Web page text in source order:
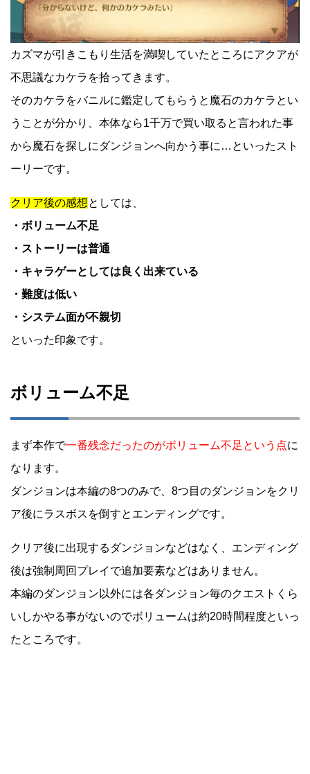
カズマが引きこもり生活を満喫していたところにアクアが
不思議なカケラを拾ってきます。
そのカケラをバニルに鑑定してもらうと魔石のカケラとい
うことが分かり、本体なら1千万で買い取ると言われた事
から魔石を探しにダンジョンへ向かう事に…といったスト
ーリーです。
クリア後の感想としては、
・ボリューム不足
・ストーリーは普通
・キャラゲーとしては良く出来ている
・難度は低い
・システム面が不親切
といった印象です。
ボリューム不足
まず本作で一番残念だったのがボリューム不足という点に
なります。
ダンジョンは本編の8つのみで、8つ目のダンジョンをクリ
ア後にラスボスを倒すとエンディングです。
クリア後に出現するダンジョンなどはなく、エンディング
後は強制周回プレイで追加要素などはありません。
本編のダンジョン以外には各ダンジョン毎のクエストくら
いしかやる事がないのでボリュームは約20時間程度といっ
たところです。